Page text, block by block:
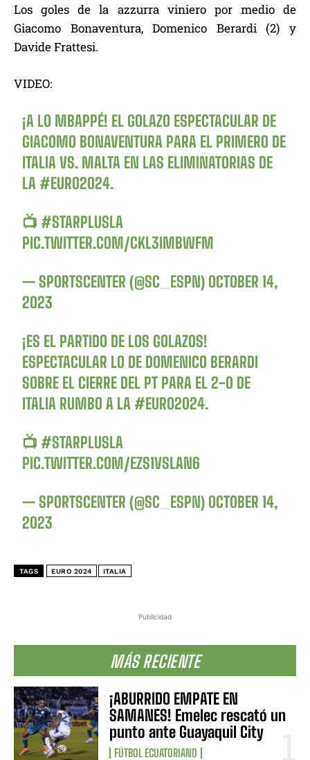
Publicidad
MÁS RECIENTE
¡ABURRIDO EMPATE EN
SAMANES! Emelec rescató un
punto ante Guayaquil City
FÚTBOL ECUATORIANO
Los goles de la azzurra viniero por medio de
Giacomo Bonaventura, Domenico Berardi (2) y
Davide Frattesi.
VIDEO:
¡A LO MBAPPÉ! EL GOLAZO ESPECTACULAR DE
GIACOMO BONAVENTURA PARA EL PRIMERO DE
ITALIA VS. MALTA EN LAS ELIMINATORIAS DE
LA#EURO2024.
📺#STARPLUSLA
PIC.TWITTER.COM/CKL3IMBWFM
— SPORTSCENTER (@SC_ESPN) OCTOBER 14,
2023
¡ES EL PARTIDO DE LOS GOLAZOS!
ESPECTACULAR LO DE DOMENICO BERARDI
SOBRE EL CIERRE DEL PT PARA EL 2-0 DE
ITALIA RUMBO A LA#EURO2024.
📺#STARPLUSLA
PIC.TWITTER.COM/EZS1VSLAN6
— SPORTSCENTER (@SC_ESPN) OCTOBER 14,
2023
TAGS EURO 2024 ITALIA